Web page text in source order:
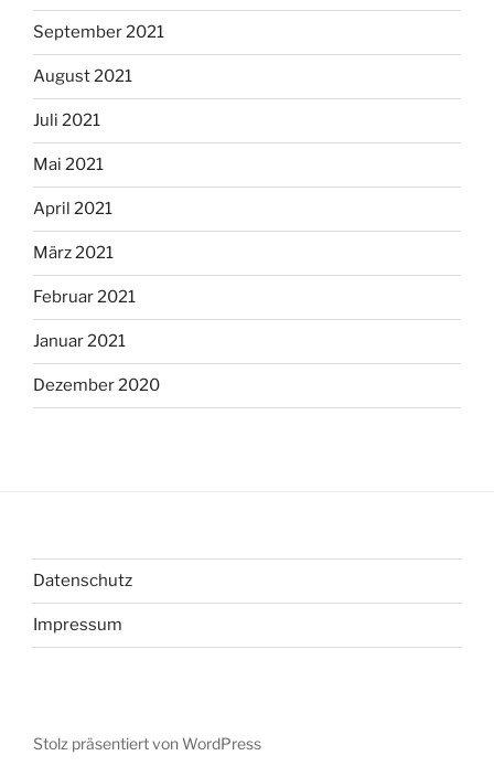
September 2021
August 2021
Juli 2021
Mai 2021
April 2021
März 2021
Februar 2021
Januar 2021
Dezember 2020
Datenschutz
Impressum
Stolz präsentiert von WordPress